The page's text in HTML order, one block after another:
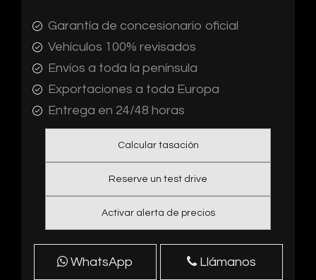
Garantía de concesionario oficial
Vehículos 100% revisados
Envíos a toda la península
Exportaciones a toda Europa
Entrega en 24/48 horas
Calcular tasación
Reserve un test drive
Activar alerta de precios
WhatsApp Llámanos